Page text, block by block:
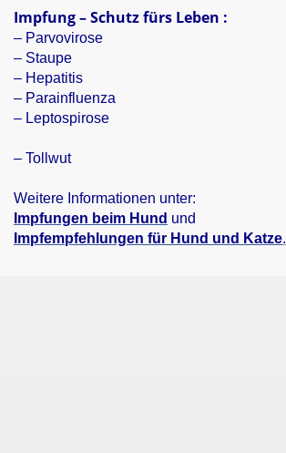
Impfung – Schutz fürs Leben :
– Parvovirose
– Staupe
– Hepatitis
– Parainfluenza
– Leptospirose
– Tollwut
Weitere Informationen unter:
Impfungen beim Hund und
Impfempfehlungen für Hund und Katze.